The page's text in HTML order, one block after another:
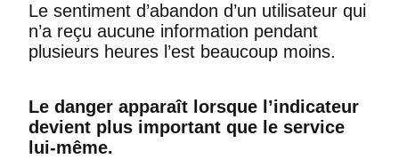
Le sentiment d’abandon d’un utilisateur qui
n’a reçu aucune information pendant
plusieurs heures l’est beaucoup moins.
Le danger apparaît lorsque l’indicateur
devient plus important que le service
lui-même.